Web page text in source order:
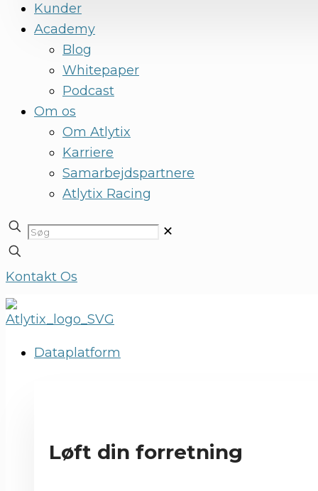
Kunder
Academy
Blog
Whitepaper
Podcast
Om os
Om Atlytix
Karriere
Samarbejdspartnere
Atlytix Racing
✕
Kontakt Os
Dataplatform
Løft din forretning